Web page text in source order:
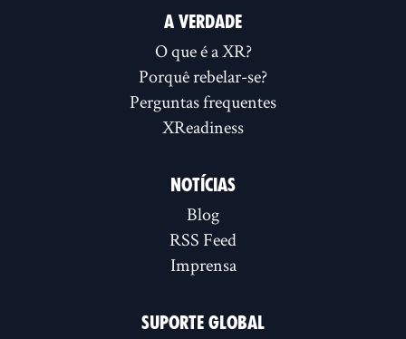
A VERDADE
O que é a XR?
Porquê rebelar-se?
Perguntas frequentes
XReadiness
NOTÍCIAS
Blog
RSS Feed
Imprensa
SUPORTE GLOBAL